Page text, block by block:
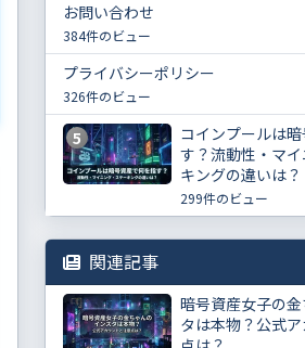
お問い合わせ
384件のビュー
プライバシーポリシー
326件のビュー
5
コインプールは
す？流動性・マ
キングの違いは？
299件のビュー
関連記事
暗号資産女子の
タは本物？公式